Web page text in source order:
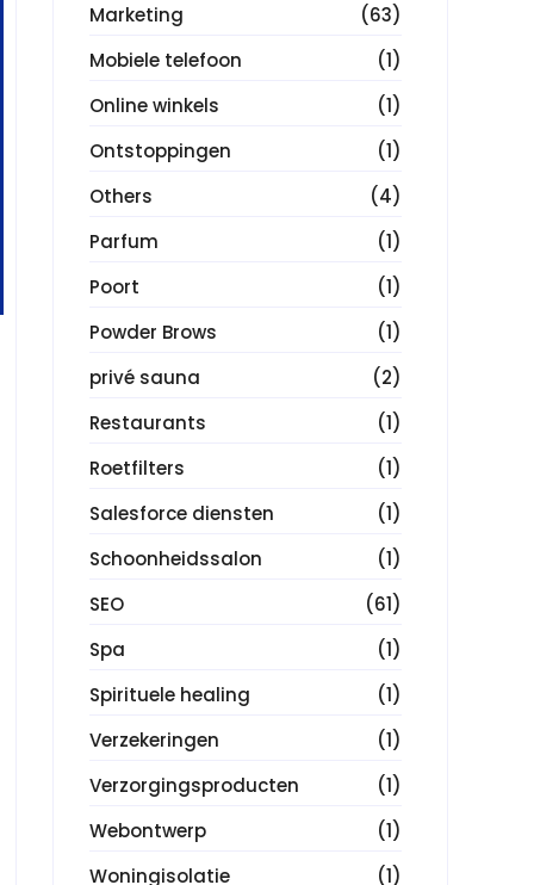
Marketing
(63)
Mobiele telefoon
(1)
Online winkels
(1)
Ontstoppingen
(1)
Others
(4)
Parfum
(1)
Poort
(1)
Powder Brows
(1)
privé sauna
(2)
Restaurants
(1)
Roetfilters
(1)
Salesforce diensten
(1)
Schoonheidssalon
(1)
SEO
(61)
Spa
(1)
Spirituele healing
(1)
Verzekeringen
(1)
Verzorgingsproducten
(1)
Webontwerp
(1)
Woningisolatie
(1)